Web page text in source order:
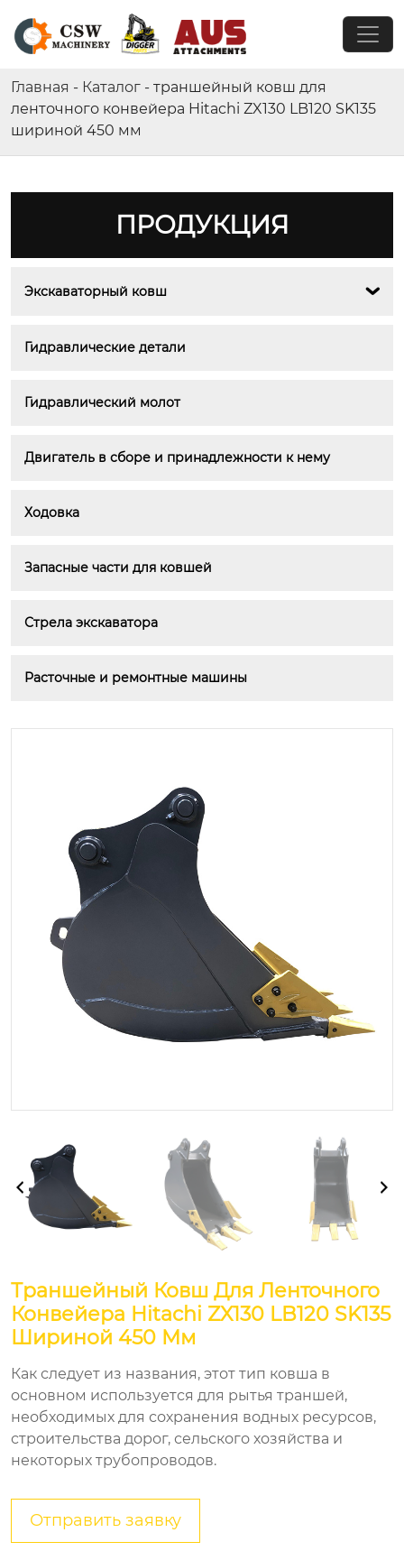
Главная - Каталог - траншейный ковш для
ленточного конвейера Hitachi ZX130 LB120 SK135
шириной 450 мм
ПРОДУКЦИЯ
Экскаваторный ковш 
Гидравлические детали
Гидравлический молот
Двигатель в сборе и принадлежности к нему
Ходовка
Запасные части для ковшей
Стрела экскаватора
Расточные и ремонтные машины
Траншейный Ковш Для Ленточного
Конвейера Hitachi ZX130 LB120 SK135
Шириной 450 Мм
Как следует из названия, этот тип ковша в
основном используется для рытья траншей,
необходимых для сохранения водных ресурсов,
строительства дорог, сельского хозяйства и
некоторых трубопроводов.
Отправить заявку